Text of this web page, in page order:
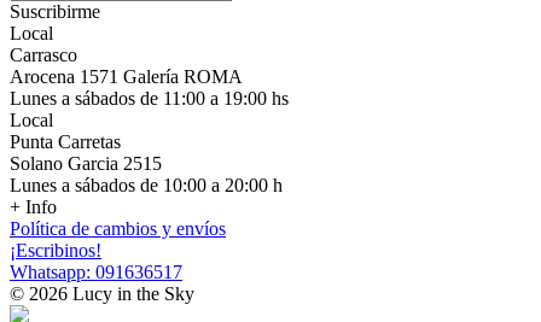
Suscribirme
Local
Carrasco
Arocena 1571 Galería ROMA
Lunes a sábados de 11:00 a 19:00 hs
Local
Punta Carretas
Solano Garcia 2515
Lunes a sábados de 10:00 a 20:00 h
+ Info
Política de cambios y envíos
¡Escribinos!
Whatsapp: 091636517
© 2026 Lucy in the Sky